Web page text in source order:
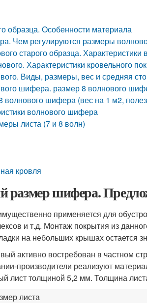
образца. Особенности материала
Чем регулируются размеры
старого образца.
Характеристики кровельного
Виды, размеры, вес и средняя
шифера. размер 8 волнового
волнового шифера (вес на 1 м2,
волнового шифера
листа (7 и 8 волн)
кровля
размер шифера.
применяется для
и т.д. Монтаж покрытия из
на небольших крышах остается
активно востребован в частном
производители реализуют
лист толщиной 5,2 мм. Толщина
листа